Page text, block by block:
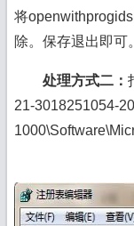
将
除。保存退出即可。
处理方式二：
21-3018251054-
1000\Software\